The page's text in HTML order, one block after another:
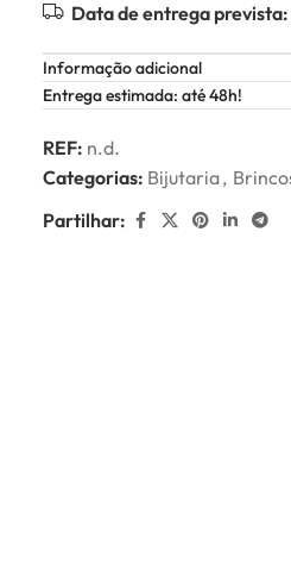
Data de entrega prevista:
Informação adicional
Entrega estimada: até 48h!
REF: n.d.
Categorias: Bijutaria,
Partilhar: